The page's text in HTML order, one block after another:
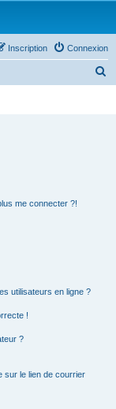
Connexion
Inscription
me connecter ?!
utilisateurs en ligne ?
!
?
sur le lien de courrier